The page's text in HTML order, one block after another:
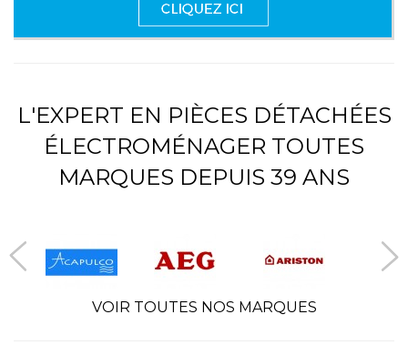
L'EXPERT EN PIÈCES DÉTACHÉES
ÉLECTROMÉNAGER TOUTES
MARQUES DEPUIS 39 ANS
VOIR TOUTES NOS MARQUES